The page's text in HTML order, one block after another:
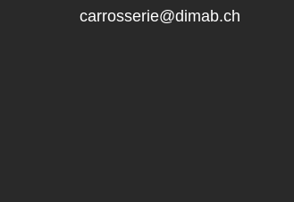
carrosserie@dimab.ch